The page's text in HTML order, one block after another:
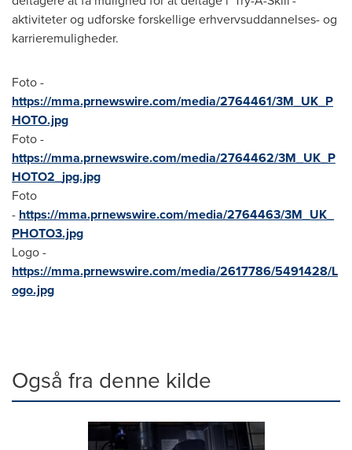
aktiviteter og udforske forskellige erhvervsuddannelses- og
karrieremuligheder.
Foto -
https://mma.prnewswire.com/media/2764461/3M_UK_P
HOTO.jpg
Foto -
https://mma.prnewswire.com/media/2764462/3M_UK_P
HOTO2_jpg.jpg
Foto
- https://mma.prnewswire.com/media/2764463/3M_UK_
PHOTO3.jpg
Logo -
https://mma.prnewswire.com/media/2617786/5491428/L
ogo.jpg
Også fra denne kilde